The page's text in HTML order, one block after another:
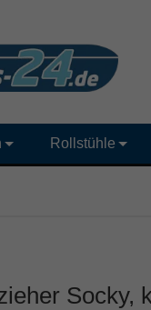
Rollstühle
Socky,